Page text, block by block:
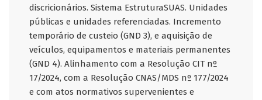
discricionários. Sistema EstruturaSUAS. Unidades
públicas e unidades referenciadas. Incremento
temporário de custeio (GND 3), e aquisição de
veículos, equipamentos e materiais permanentes
(GND 4). Alinhamento com a Resolução CIT nº
17/2024, com a Resolução CNAS/MDS nº 177/2024
e com atos normativos supervenientes e